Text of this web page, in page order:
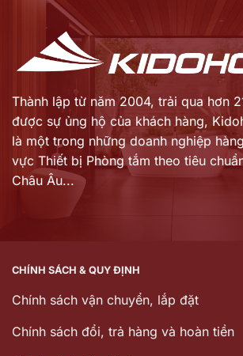
Thành lập từ năm 2004, trải qua hơn
được sự ủng hộ của khách hàng,
là một trong những doanh nghiệp
vực Thiết bị Phòng tắm theo tiêu
Châu Âu...
CHÍNH SÁCH & QUY ĐỊNH
Chính sách vận chuyển, lắp đặt
Chính sách đổi, trả hàng và hoàn tiền